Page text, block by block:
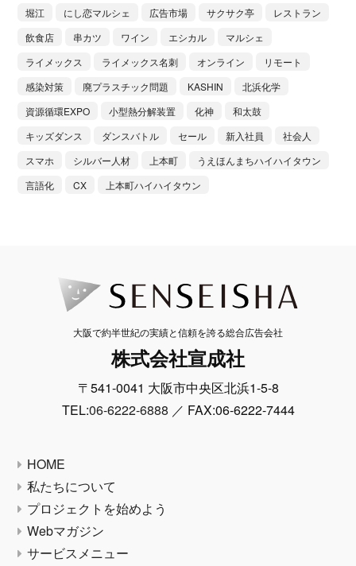
堀江
にし恋マルシェ 広告市場 サクサク亭
レストラン
飲食店
串カツ ワイン エシカル
マルシェ
ライメックス
ライメックス名刺 オンライン
リモート
感染対策
廃プラスチック問題 KASHIN
北浜化学
資源循環EXPO
小型熱分解装置 化神
和太鼓
キッズダンス
ダンスバトル セール 新入社員
社会人
スマホ
シルバー人材 上本町
うえほんまちハイハイタウン
言語化
CX 上本町ハイハイタウン
大阪で約半世紀の実績と信頼を誇る総合広告会社
株式会社宣成社
〒541-0041 大阪市中央区北浜1-5-8
TEL:06-6222-6888 ／ FAX:06-6222-7444
HOME
私たちについて
プロジェクトを始めよう
Webマガジン
サービスメニュー